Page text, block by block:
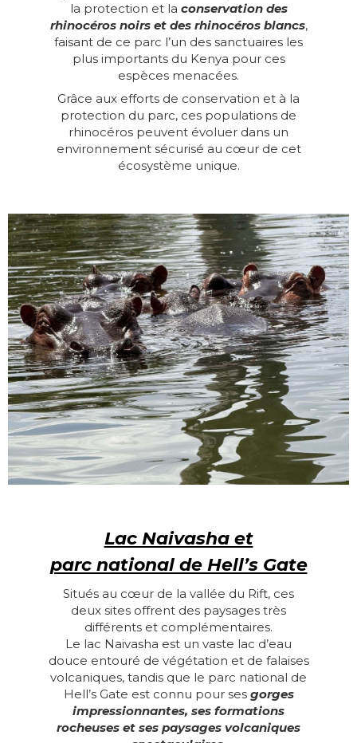
la protection et la conservation des
rhinocéros noirs et des rhinocéros blancs,
faisant de ce parc l’un des sanctuaires les
plus importants du Kenya pour ces
espèces menacées.
Grâce aux efforts de conservation et à la
protection du parc, ces populations de
rhinocéros peuvent évoluer dans un
environnement sécurisé au cœur de cet
écosystème unique.
Lac Naivasha et
parc national de Hell’s Gate
Situés au cœur de la vallée du Rift, ces
deux sites offrent des paysages très
différents et complémentaires.
Le lac Naivasha est un vaste lac d’eau
douce entouré de végétation et de falaises
volcaniques, tandis que le parc national de
Hell’s Gate est connu pour ses gorges
impressionnantes, ses formations
rocheuses et ses paysages volcaniques